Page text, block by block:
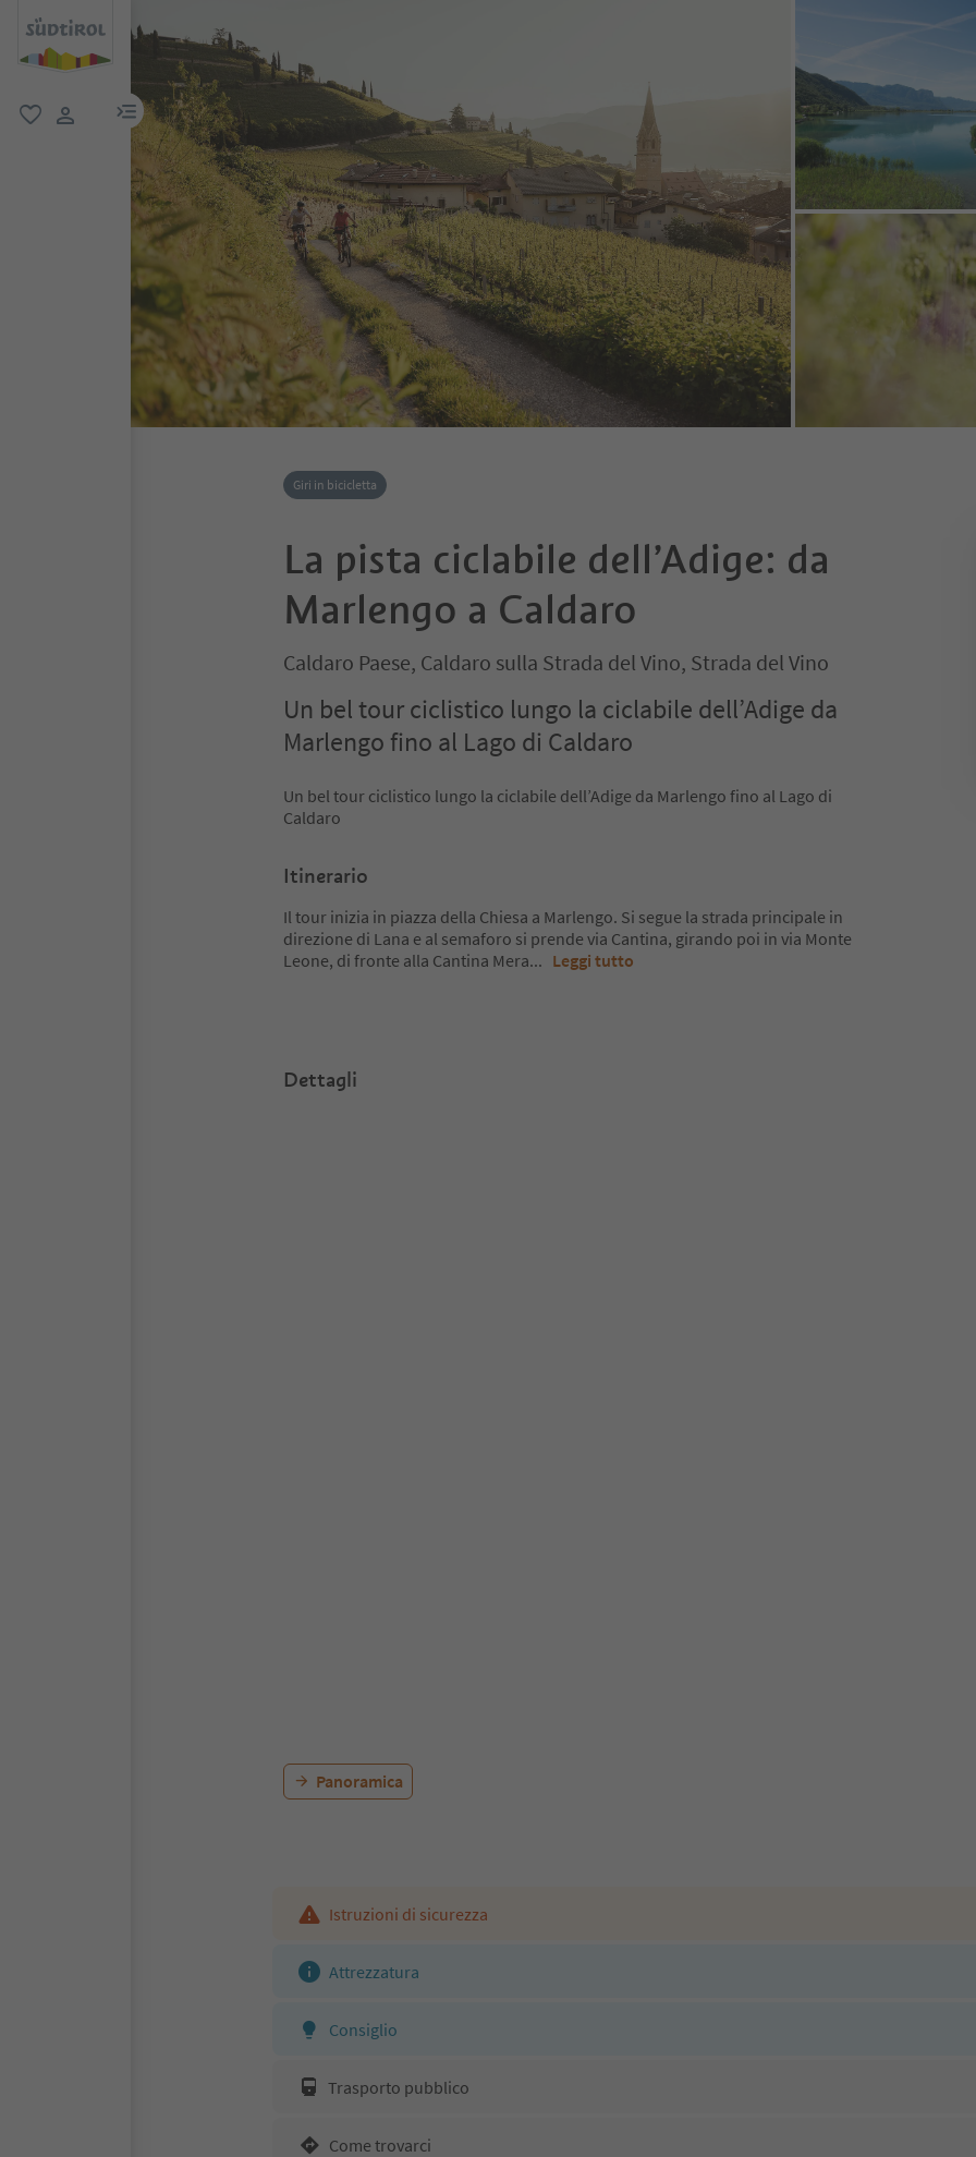
menu link
Giri in bicicletta
La pista ciclabile dell’Adige: da
Marlengo a Caldaro
Caldaro Paese, Caldaro sulla Strada del Vino, Strada del Vino
Un bel tour ciclistico lungo la ciclabile dell’Adige da
Marlengo fino al Lago di Caldaro
Un bel tour ciclistico lungo la ciclabile dell’Adige da Marlengo fino al Lago di
Caldaro
Itinerario
Il tour inizia in piazza della Chiesa a Marlengo. Si segue la strada principale in
direzione di Lana e al semaforo si prende via Cantina, girando poi in via Monte
Leone, di fronte alla Cantina Mera... Leggi tutto
Dettagli
Panoramica
Istruzioni di sicurezza
Attrezzatura
Consiglio
Trasporto pubblico
Come trovarci